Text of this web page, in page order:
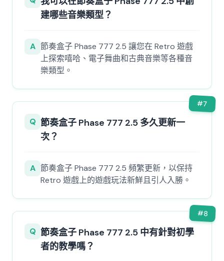
建哪些音樂類型？
A 節奏盒子 Phase 777 2.5 讓您在 Retro 遊戲
上探索嘻哈、電子舞曲和古典音樂等各種音
樂類型。
#7
Q 節奏盒子 Phase 777 2.5 多久更新一
次？
A 節奏盒子 Phase 777 2.5 頻繁更新，以保持
Retro 遊戲上的遊戲玩法新鮮且引人入勝。
#8
Q 節奏盒子 Phase 777 2.5 中有針對初學
者的教學嗎？